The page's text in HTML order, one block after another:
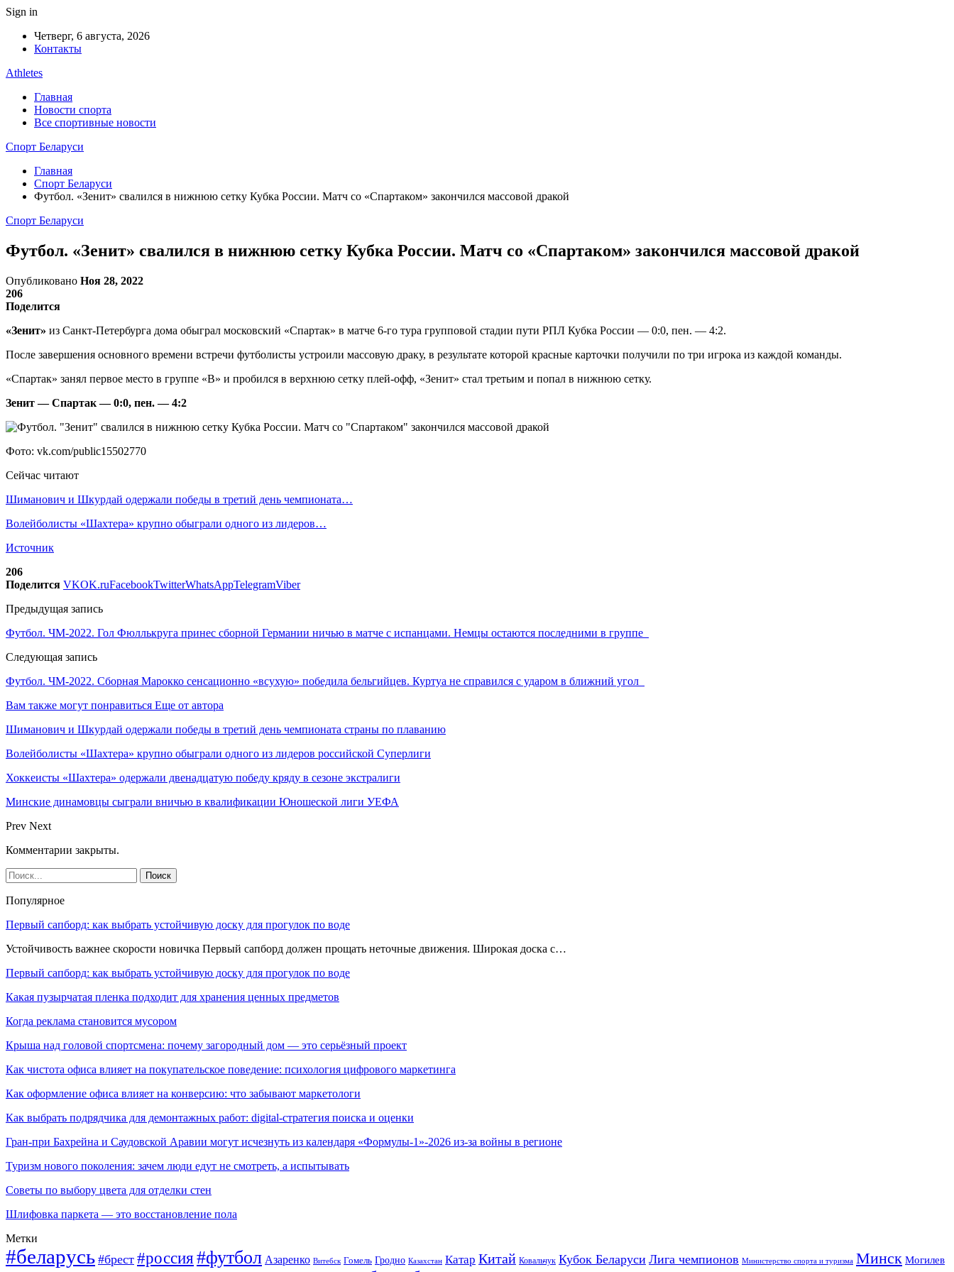
Sign in
Четверг, 6 августа, 2026
Контакты
Athletes
Главная
Новости спорта
Все спортивные новости
Спорт Беларуси
Главная
Спорт Беларуси
Футбол. «Зенит» свалился в нижнюю сетку Кубка России. Матч со «Спартаком» закончился массовой дракой
Спорт Беларуси
Футбол. «Зенит» свалился в нижнюю сетку Кубка России. Матч со «Спартаком» закончился массовой дракой
Опубликовано Ноя 28, 2022
206
Поделится
«Зенит» из Санкт-Петербурга дома обыграл московский «Спартак» в матче 6-го тура групповой стадии пути РПЛ Кубка России — 0:0, пен. — 4:2.
После завершения основного времени встречи футболисты устроили массовую драку, в результате которой красные карточки получили по три игрока из каждой команды.
«Спартак» занял первое место в группе «B» и пробился в верхнюю сетку плей-офф, «Зенит» стал третьим и попал в нижнюю сетку.
Зенит — Спартак — 0:0, пен. — 4:2
Фото: vk.com/public15502770
Сейчас читают
Шиманович и Шкурдай одержали победы в третий день чемпионата…
Волейболисты «Шахтера» крупно обыграли одного из лидеров…
Источник
206
Поделится VKOK.ruFacebookTwitterWhatsAppTelegramViber
Предыдущая запись
Футбол. ЧМ-2022. Гол Фюллькруга принес сборной Германии ничью в матче с испанцами. Немцы остаются последними в группе
Следующая запись
Футбол. ЧМ-2022. Сборная Марокко сенсационно «всухую» победила бельгийцев. Куртуа не справился с ударом в ближний угол
Вам также могут понравиться Еще от автора
Шиманович и Шкурдай одержали победы в третий день чемпионата страны по плаванию
Волейболисты «Шахтера» крупно обыграли одного из лидеров российской Суперлиги
Хоккеисты «Шахтера» одержали двенадцатую победу кряду в сезоне экстралиги
Минские динамовцы сыграли вничью в квалификации Юношеской лиги УЕФА
Prev Next
Комментарии закрыты.
Популярное
Первый сапборд: как выбрать устойчивую доску для прогулок по воде
Устойчивость важнее скорости новичка Первый сапборд должен прощать неточные движения. Широкая доска с…
Первый сапборд: как выбрать устойчивую доску для прогулок по воде
Какая пузырчатая пленка подходит для хранения ценных предметов
Когда реклама становится мусором
Крыша над головой спортсмена: почему загородный дом — это серьёзный проект
Как чистота офиса влияет на покупательское поведение: психология цифрового маркетинга
Как оформление офиса влияет на конверсию: что забывают маркетологи
Как выбрать подрядчика для демонтажных работ: digital-стратегия поиска и оценки
Гран-при Бахрейна и Саудовской Аравии могут исчезнуть из календаря «Формулы-1»-2026 из-за войны в регионе
Туризм нового поколения: зачем люди едут не смотреть, а испытывать
Советы по выбору цвета для отделки стен
Шлифовка паркета — это восстановление пола
Метки
#беларусь #брест #россия#футбол Азаренко Витебск Гомель Гродно Казахстан Катар Китай Ковальчук Кубок Беларуси Лига чемпионов Министерство спорта и туризма Минск Могилев